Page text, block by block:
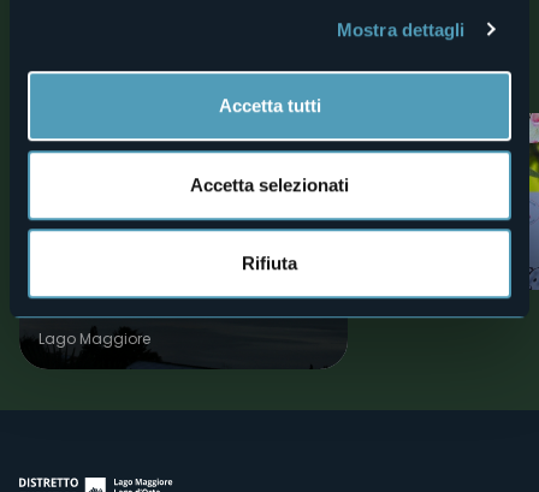
Mostra dettagli
Accetta tutti
Accetta selezionati
Rifiuta
Scoprite luoghi, esperienze e attività nelle vicine località
0
PERCORSO NORDIC TREKKING:
"Nordic Trekking Park" di
Travallino
Lago Maggiore
Villa Anelli